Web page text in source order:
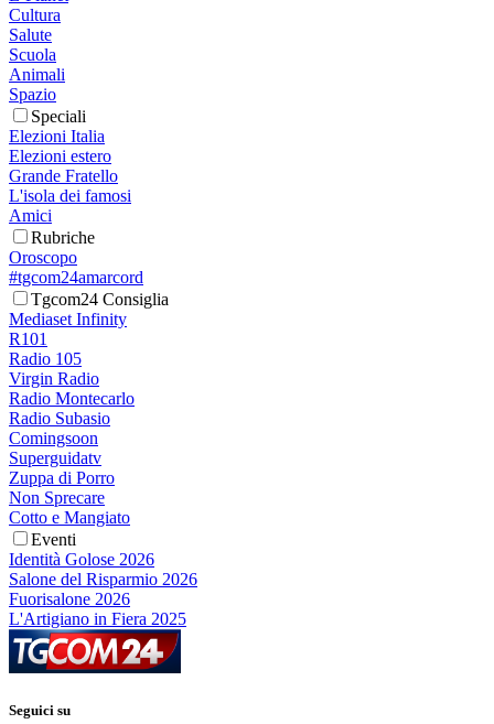
Cultura
Salute
Scuola
Animali
Spazio
Speciali
Elezioni Italia
Elezioni estero
Grande Fratello
L'isola dei famosi
Amici
Rubriche
Oroscopo
#tgcom24amarcord
Tgcom24 Consiglia
Mediaset Infinity
R101
Radio 105
Virgin Radio
Radio Montecarlo
Radio Subasio
Comingsoon
Superguidatv
Zuppa di Porro
Non Sprecare
Cotto e Mangiato
Eventi
Identità Golose 2026
Salone del Risparmio 2026
Fuorisalone 2026
L'Artigiano in Fiera 2025
Seguici su